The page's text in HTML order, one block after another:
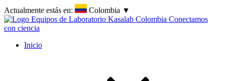
Actualmente estás en: Colombia ▼
Inicio